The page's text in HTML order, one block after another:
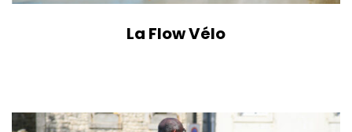
La Flow Vélo